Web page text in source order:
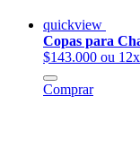
quickview
Copas para
$143.000 ou
Comprar